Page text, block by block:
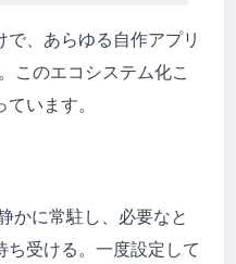
、あらゆる自作アプリ
このエコシステム化こ
います。
かに常駐し、必要なと
ち受ける。一度設定して